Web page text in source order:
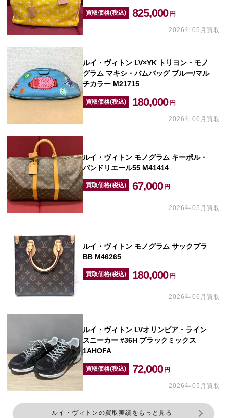
買取価格(税込) 825,000 円
2026年05月買取
ルイ・ヴィトン LV×YK トリヨン・モノ
グラム マキシ・バムバッグ ブルー/マル
チカラー M21715
買取価格(税込) 180,000 円
2026年06月買取
ルイ・ヴィトン モノグラム キーポル・
バンドリエール55 M41414
買取価格(税込) 67,000 円
2026年05月買取
ルイ・ヴィトン モノグラム サックプラ
BB M46265
買取価格(税込) 180,000 円
2026年06月買取
ルイ・ヴィトン LVオリンピア・ライン
スニーカー #36H ブラックミックス
1AHOFA
買取価格(税込) 72,000 円
2026年05月買取
ルイ・ヴィトンの買取実績をもっと見る